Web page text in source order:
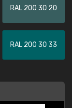
RAL 200 30 20
RAL 200 30 33